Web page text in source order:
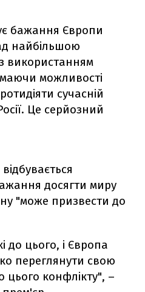
бажання Європи
найбільшою
використанням
можливості
сучасній
Це серйозний
досягти миру
"може призвести до
до цього, і Європа
переглянути свою
цього конфлікту", –